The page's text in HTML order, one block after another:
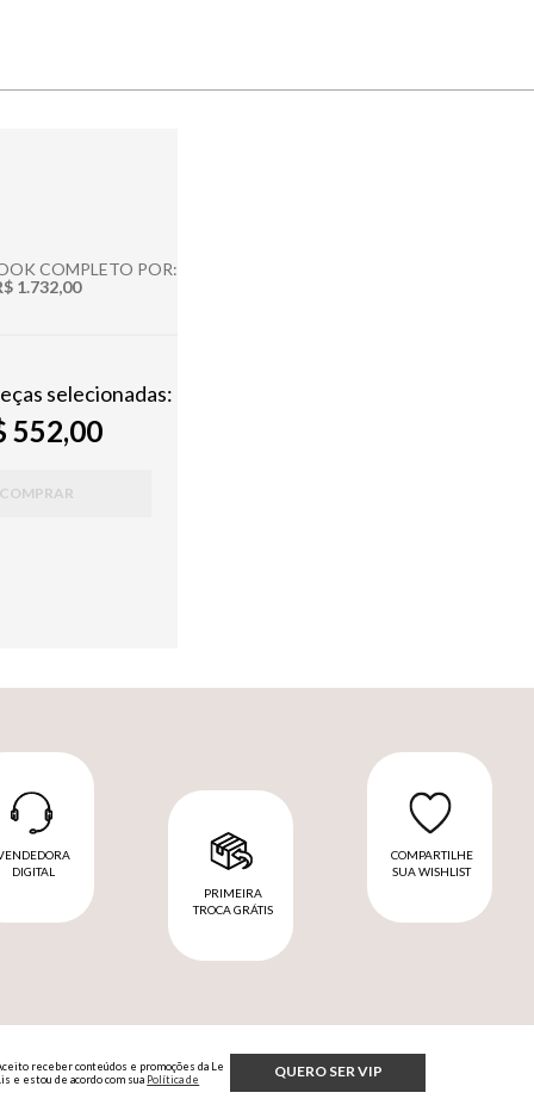
COMPLETO POR:
1.732,00
selecionadas:
552,00
COMPRAR
DIGITAL
PRIMEIRA
TROCA GRÁTIS
COMPARTILHE
SUA WISHLIST
QUERO SER VIP
receber conteúdos e promoções da Le
e estou de acordo com sua Política de